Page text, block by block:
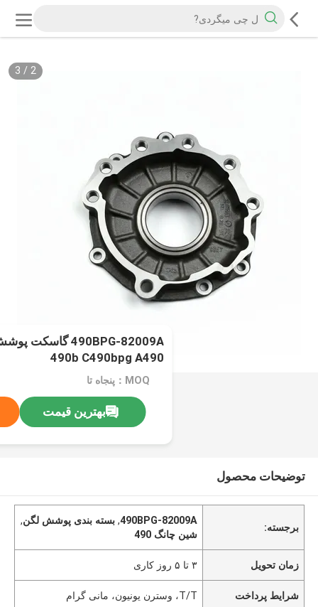
2
/
3
490b C490bpg A490
MOQ：پنجاه تا
بهترین قیمت
توضیحات محصول
برجسته:
490BPG-82009A
,بسته بندی پوشش لگن,
شين چانگ 490
زمان تحویل ۳ تا ۵ روز کاری
شرایط پرداخت T/T، وسترن یونیون، مانی گرام